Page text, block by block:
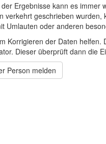
Ergebnisse kann es
verkehrt geschrieben
Umlauten oder anderen
Korrigieren der Daten
Dieser überprüft dann die
Person melden